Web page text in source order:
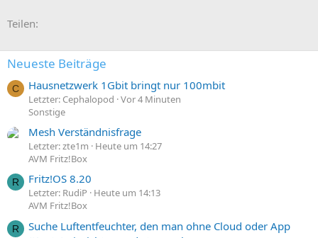
Teilen:
Neueste Beiträge
C Hausnetzwerk 1Gbit bringt nur 100mbit
Letzter: Cephalopod Vor 4 Minuten
Sonstige
Mesh Verständnisfrage
Letzter: zte1m
Heute um 14:27
AVM Fritz!Box
R Fritz!OS 8.20
Letzter: RudiP
Heute um 14:13
AVM Fritz!Box
R
Suche Luftentfeuchter, den man ohne Cloud oder App